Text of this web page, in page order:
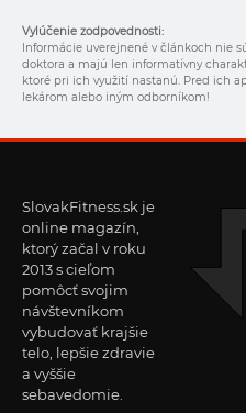
Vylúčenie zodpovednosti:
Informácie uverejnené v článkoch nie
doktora a majú len informatívny
ktoré pri ich využití nastanú. Pred ich
lekárom alebo iným odborníkom!
SlovakFitness.sk je
online magazín,
ktorý začal v roku
2013 s cieľom
pomôcť svojim
návštevníkom
vybudovať krajšie
telo, lepšie zdravie
a vyššie
sebavedomie.